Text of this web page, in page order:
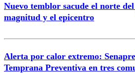
Nuevo temblor sacude el norte
magnitud y el epicentro
Alerta por calor extremo:
Temprana Preventiva en tres